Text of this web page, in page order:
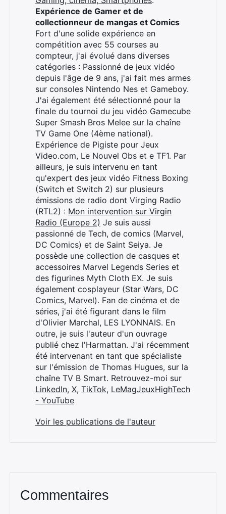
Expérience de Gamer et de
collectionneur de mangas et Comics
Fort d'une solide expérience en
compétition avec 55 courses au
compteur, j'ai évolué dans diverses
catégories : Passionné de jeux vidéo
depuis l'âge de 9 ans, j'ai fait mes armes
sur consoles Nintendo Nes et Gameboy.
J'ai également été sélectionné pour la
finale du tournoi du jeu vidéo Gamecube
Super Smash Bros Melee sur la chaîne
TV Game One (4ème national).
Expérience de Pigiste pour Jeux
Video.com, Le Nouvel Obs et e TF1. Par
ailleurs, je suis intervenu en tant
qu'expert des jeux vidéo Fitness Boxing
(Switch et Switch 2) sur plusieurs
émissions de radio dont Virging Radio
(RTL2) : Mon intervention sur Virgin
Radio (Europe 2) Je suis aussi
passionné de Tech, de comics (Marvel,
DC Comics) et de Saint Seiya. Je
possède une collection de casques et
accessoires Marvel Legends Series et
des figurines Myth Cloth EX. Je suis
également cosplayeur (Star Wars, DC
Comics, Marvel). Fan de cinéma et de
séries, j'ai été figurant dans le film
d'Olivier Marchal, LES LYONNAIS. En
outre, je suis l'auteur d'un ouvrage
publié chez l'Harmattan. J'ai récemment
été intervenant en tant que spécialiste
sur l'émission de Thomas Hugues, sur la
chaîne TV B Smart. Retrouvez-moi sur
LinkedIn, X, TikTok, LeMagJeuxHighTech
- YouTube
Voir les publications de l'auteur
Commentaires